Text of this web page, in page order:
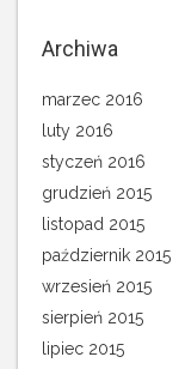
Archiwa
marzec 2016
luty 2016
styczeń 2016
grudzień 2015
listopad 2015
październik 2015
wrzesień 2015
sierpień 2015
lipiec 2015